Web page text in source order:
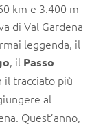
km e 3.400 m
di Val Gardena
leggenda, il
, il Passo
il tracciato più
al
Quest’anno,